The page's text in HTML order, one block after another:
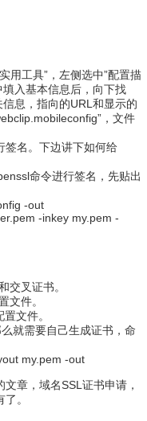
用工具”，左侧选中”配置描
填入基本信息后，向下找
息，指向的URL和显示的
，文件
签名。下边讲下如何给
命令进行签名，先贴出
-out
-inkey my.pem -
交叉证书。
文件。
文件。
就需要自己生成证书，命
my.pem -out
章，域名SSL证书申请，
。